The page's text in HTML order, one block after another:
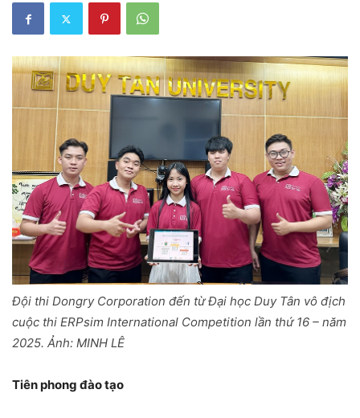
Đội thi Dongry Corporation đến từ Đại học Duy Tân vô địch
cuộc thi ERPsim International Competition lần thứ 16 – năm
2025. Ảnh: MINH LÊ
Tiên phong đào tạo